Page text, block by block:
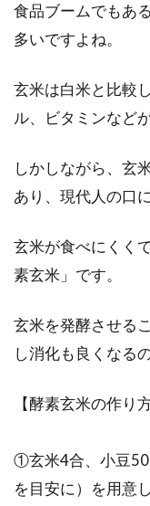
食品ブームでもあ
多いですよね。
玄米は白米と比較
ル、ビタミンなど
しかしながら、玄
あり、現代人の口
玄米が食べにくく
素玄米」です。
玄米を発酵させる
し消化も良くなる
【酵素玄米の作り方
①玄米4合、小豆
を目安に）を用意